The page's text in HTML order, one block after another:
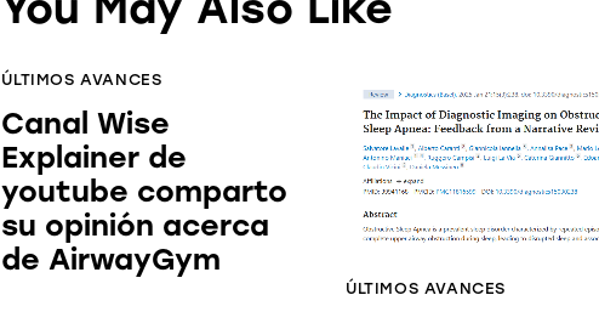
ÚLTIMOS AVANCES
Canal Wise
Explainer de
youtube comparto
su opinión acerca
de AirwayGym
ÚLTIMOS AVANCES